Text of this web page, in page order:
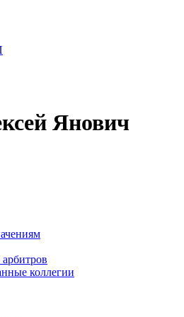
Янович
коллегии